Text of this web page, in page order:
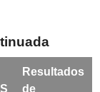
Resultados
de